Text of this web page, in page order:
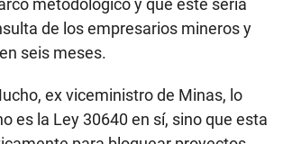
de los empresarios mineros y
seis meses.
ex viceministro de Minas, lo
es la Ley 30640 en sí, sino que esta